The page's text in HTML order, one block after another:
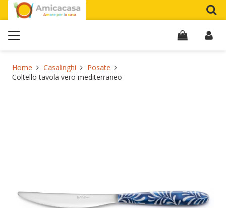
Home Casalinghi
Posate
Coltello tavola vero mediterraneo